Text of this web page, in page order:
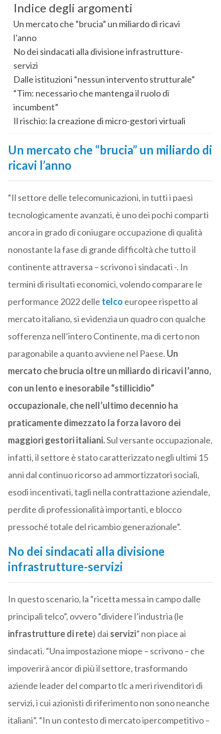
Indice degli argomenti
Un mercato che “brucia” un miliardo di ricavi
l’anno
No dei sindacati alla divisione infrastrutture-
servizi
Dalle istituzioni “nessun intervento strutturale”
“Tim: necessario che mantenga il ruolo di
incumbent”
Il rischio: la creazione di micro-gestori virtuali
Un mercato che “brucia” un miliardo di
ricavi l’anno
“Il settore delle telecomunicazioni, in tutti i paesi
tecnologicamente avanzati, è uno dei pochi comparti
ancora in grado di coniugare occupazione di qualità
nonostante la fase di grande difficoltà che tutto il
continente attraversa – scrivono i sindacati -. In
termini di risultati economici, volendo comparare le
performance 2022 delle telco europee rispetto al
mercato italiano, si evidenzia un quadro con qualche
sofferenza nell’intero Continente, ma di certo non
paragonabile a quanto avviene nel Paese. Un
mercato che brucia oltre un miliardo di ricavi l’anno,
con un lento e inesorabile “stillicidio”
occupazionale, che nell’ultimo decennio ha
praticamente dimezzato la forza lavoro dei
maggiori gestori italiani.Sul versante occupazionale,
infatti, il settore è stato caratterizzato negli ultimi 15
anni dal continuo ricorso ad ammortizzatori sociali,
esodi incentivati, tagli nella contrattazione aziendale,
perdite di professionalità importanti, e blocco
pressoché totale del ricambio generazionale”.
No dei sindacati alla divisione
infrastrutture-servizi
In questo scenario, la “ricetta messa in campo dalle
principali telco”, ovvero “dividere l’industria (le
infrastrutture di rete) dai servizi” non piace ai
sindacati. “Una impostazione miope – scrivono – che
impoverirà ancor di più il settore, trasformando
aziende leader del comparto tlc a meri rivenditori di
servizi, i cui azionisti di riferimento non sono neanche
italiani”. “In un contesto di mercato ipercompetitivo –